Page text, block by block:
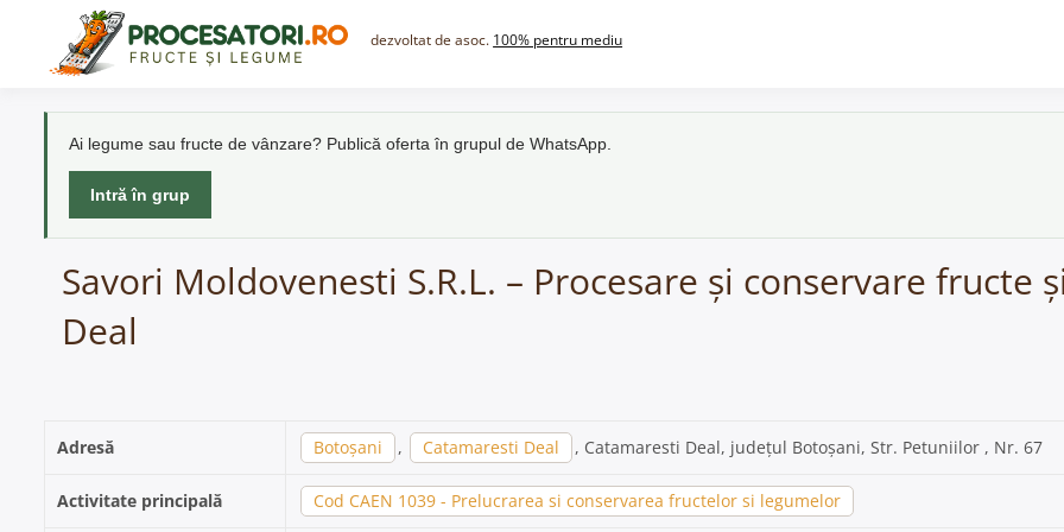
content
dezvoltat de asoc. 100% pentru mediu
Ai legume sau fructe de vânzare? Publică oferta în grupul de WhatsApp.
Intră în grup
Savori Moldovenesti S.R.L. – Procesare și conservare fructe
Deal
Adresă Botoșani , Catamaresti Deal , Catamaresti Deal, județul Botoșani, Str. Petuniilor , Nr. 67
Activitate principală Cod CAEN 1039 - Prelucrarea si conservarea fructelor si legumelor